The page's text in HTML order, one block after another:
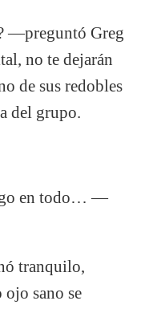
—preguntó Greg
no te dejarán
de sus redobles
del grupo.
en todo… —
tranquilo,
sano se